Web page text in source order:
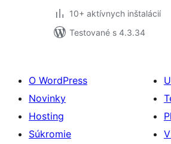
10+ aktívnych inštalácií
Testované s 4.3.34
O WordPress
Novinky
Hosting
Súkromie